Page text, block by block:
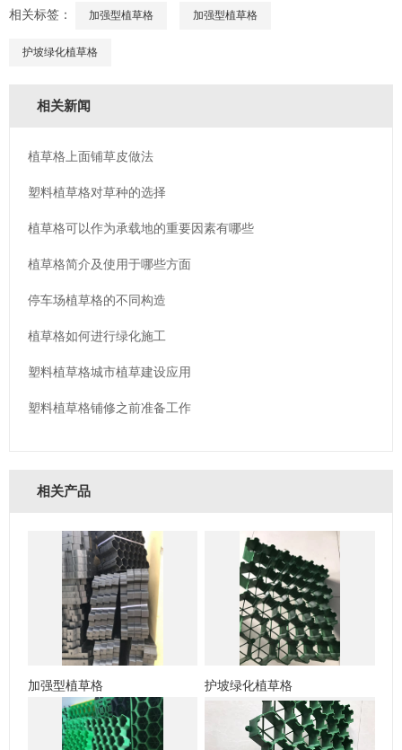
相关标签： 加强型植草格 加强型植草格
护坡绿化植草格
相关新闻
植草格上面铺草皮做法
塑料植草格对草种的选择
植草格可以作为承载地的重要因素有哪些
植草格简介及使用于哪些方面
停车场植草格的不同构造
植草格如何进行绿化施工
塑料植草格城市植草建设应用
塑料植草格铺修之前准备工作
相关产品
加强型植草格 护坡绿化植草格